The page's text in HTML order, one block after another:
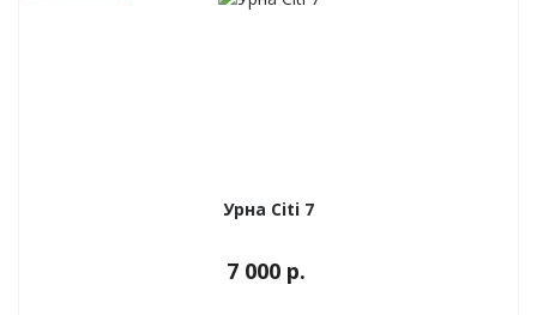
Урна Citi 7
7 000 р.